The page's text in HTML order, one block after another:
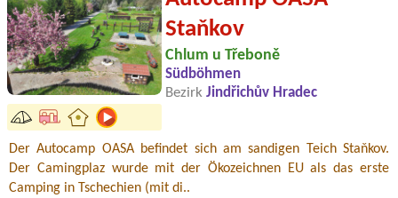
Staňkov
Chlum u Třeboně
Südböhmen
Bezirk Jindřichův Hradec
Der Autocamp OASA befindet sich am sandigen Teich Staňkov.
Der Camingplaz wurde mit der Ökozeichnen EU als das erste
Camping in Tschechien (mit di..